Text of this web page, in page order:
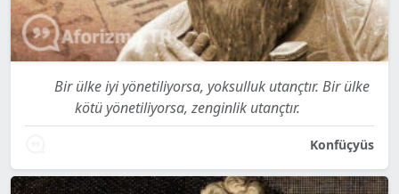
Bir ülke iyi yönetiliyorsa, yoksulluk utançtır. Bir ülke
kötü yönetiliyorsa, zenginlik utançtır.
Konfüçyüs